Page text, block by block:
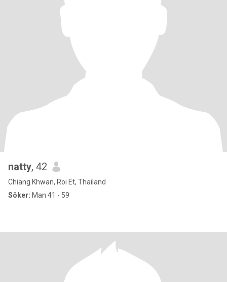
natty, 42
Chiang Khwan, Roi Et, Thailand
Söker: Man 41 - 59